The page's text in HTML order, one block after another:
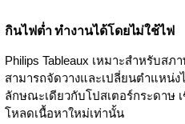
กินไฟต่ำ ทำงานได้โดยไม่ใช้ไฟ
Philips Tableaux เหมาะสำหรับส
สามารถจัดวางและเปลี่ยนตำแหน่
ลักษณะเดียวกับโปสเตอร์กระดาษ
โหลดเนื้อหาใหม่เท่านั้น